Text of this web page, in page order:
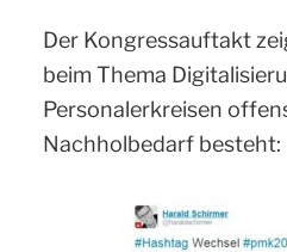
Der Kongressauftakt
beim Thema
Personalerkreisen
Nachholbedarf besteht: